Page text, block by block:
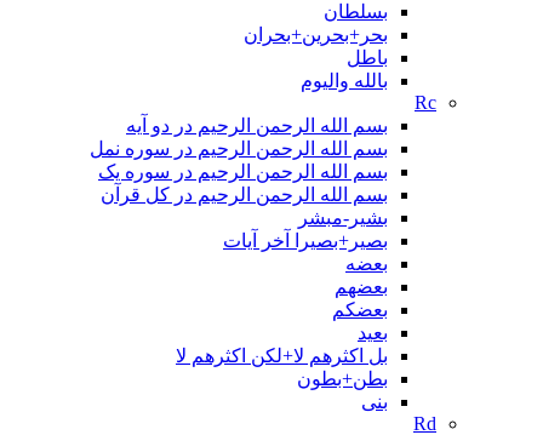
بسلطان
بحر+بحرین+بحران
باطل
بالله واليوم
Rc
بسم الله الرحمن الرحیم در دو آیه
بسم الله الرحمن الرحیم در سوره نمل
بسم الله الرحمن الرحیم در سوره یک
بسم الله الرحمن الرحیم در کل قرآن
بشیر-مبشر
بصیر+بصیرا آخر آیات
بعضه
بعضهم
بعضکم
بعید
بل اکثرهم لا+لکن اکثرهم لا
بطن+بطون
بنی
Rd